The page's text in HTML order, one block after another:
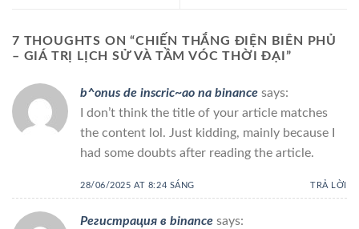
7 THOUGHTS ON “CHIẾN THẮNG ĐIỆN BIÊN PHỦ
– GIÁ TRỊ LỊCH SỬ VÀ TẦM VÓC THỜI ĐẠI ”
b^onus de inscric~ao na binance says:
I don’t think the title of your article matches
the content lol. Just kidding, mainly because I
had some doubts after reading the article.
28/06/2025 AT 8:24 SÁNG TRẢ LỜI
Регистрация в binance says: